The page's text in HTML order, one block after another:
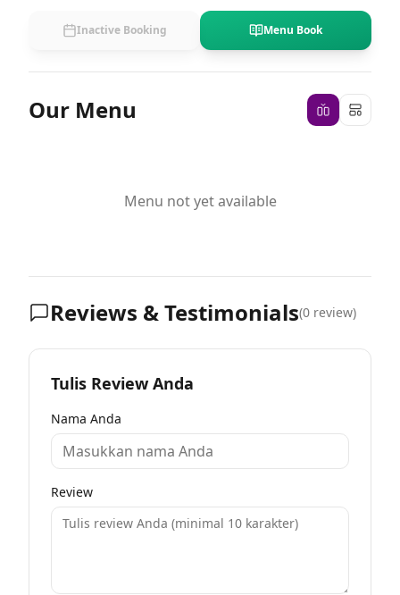
Inactive Booking Menu Book
Our Menu
Menu not yet available
Reviews & Testimonials(0 review)
Tulis Review Anda
Nama Anda
Review